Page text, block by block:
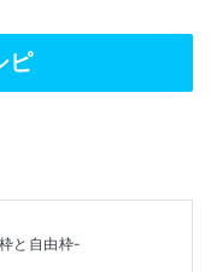
ピ
と自由枠-